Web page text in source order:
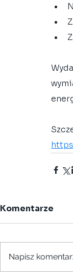
Komentarze
Napisz